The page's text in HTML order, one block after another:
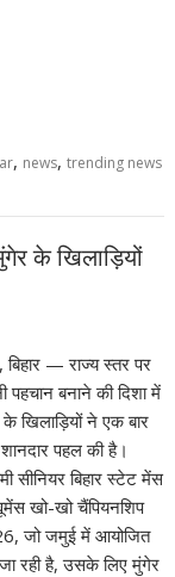
, news,trending news
के खिलाड़ियों
बिहार — राज्य स्तर पर
पहचान बनाने की दिशा में
खिलाड़ियों ने एक बार
पहल की है।
सीनियर बिहार स्टेट मेंस
खो-खो चैंपियनशिप
जो जमुई में आयोजित
रही है, उसके लिए मुंगेर